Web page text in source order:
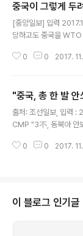
중국이 그렇게 두
[중앙일보] 입력
당하고도 중국을 WTO
보가 지난주 내게 비사
0 0 2017.
"중국, 총 한 발
출처: 조선일보, 입력
CMP "3不, 동북아 안
경제를 정치·군사 문제
0 0 2017.
이 블로그 인기글